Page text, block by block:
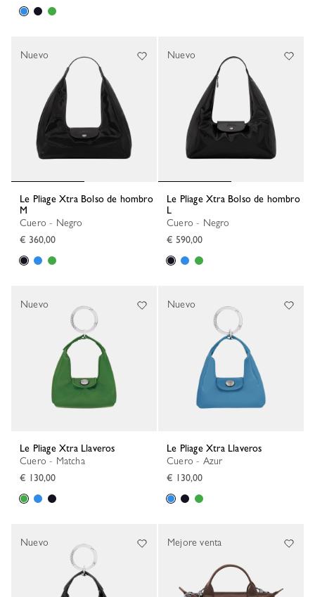
Le Pliage Xtra Bolso de hombro
M
Cuero - Negro
€ 360,00
Nuevo
Le Pliage Xtra Bolso de hombro
L
Cuero - Negro
€ 590,00
Nuevo
Le Pliage Xtra Llaveros
Cuero - Matcha
€ 130,00
Nuevo
Le Pliage Xtra Llaveros
Cuero - Azur
€ 130,00
Nuevo
Nuevo Mejore venta